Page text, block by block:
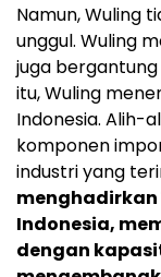
Namun, Wuling
unggul. Wuling
juga
itu, Wuling
Indonesia. Alih-
komponen
industri yang
menghadirkan
Indonesia,
dengan